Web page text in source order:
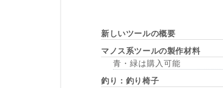
新しいツールの概要
マノス系ツールの製作材料
青・緑は購入可能
釣り：釣り椅子